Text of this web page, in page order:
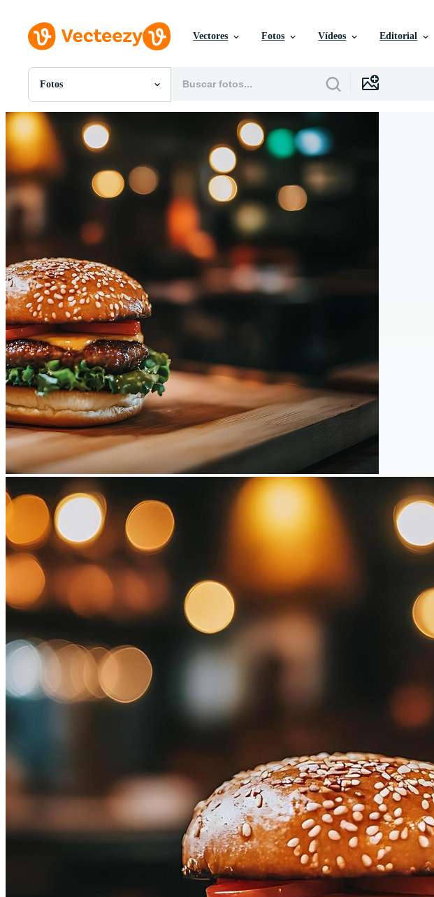
Vectores Fotos Vídeos Editorial
Fotos
Todas Imágenes
Plantillas
Vectores
Eventos Editoriales